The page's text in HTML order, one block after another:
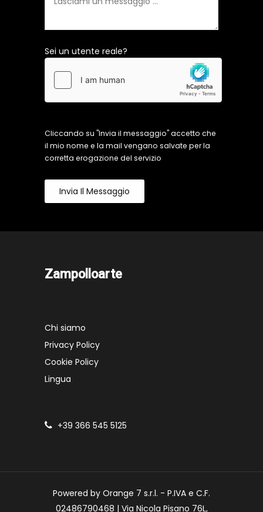
Sei un utente reale?
Cliccando su "Invia il messaggio" accetto che
il mio nome e la mail vengano salvate per la
corretta erogazione del servizio
Invia Il Messaggio
Zampolloarte
Chi siamo
Privacy Policy
Cookie Policy
Lingua
+39 366 545 5125
Powered by Orange 7 s.r.l. - P.IVA e C.F.
02486790468 | Via Nicola Pisano 76L,